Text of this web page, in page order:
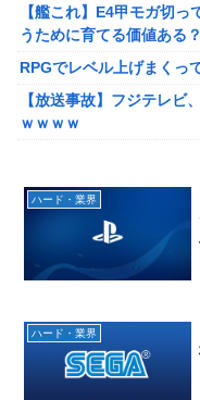
【ｗ】長年育てやっと蕾
態（外観・腐肉臭）する花
『ゼルダの伝説』ゼルダ
と子孫を残してるって本
韓国人「英メディアや海
過去の不祥事を報道！
まっていると話題にｗｗ
【悲報】女性配信者「ア
【画像】ハンターハンタ
【画像】週刊少年マガジ
「テイルズオブシンフォ
【艦これ】E4甲モガ切
うために育てる価値ある？
RPGでレベル上げまくっ
【放送事故】フジテレビ
ｗｗｗｗ
【悲報】女性配信者「ア
の？」
【画像】20年前のAV、
【画像】女さん、ミニ過
【朗報】菅直人元総理、
ｗｗｗｗｗｗ
ハード・業界
ハード・業界